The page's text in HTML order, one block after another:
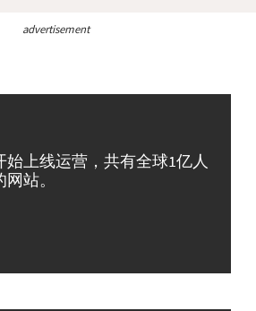
advertisement
始上线运营，共有全球1亿人
站。